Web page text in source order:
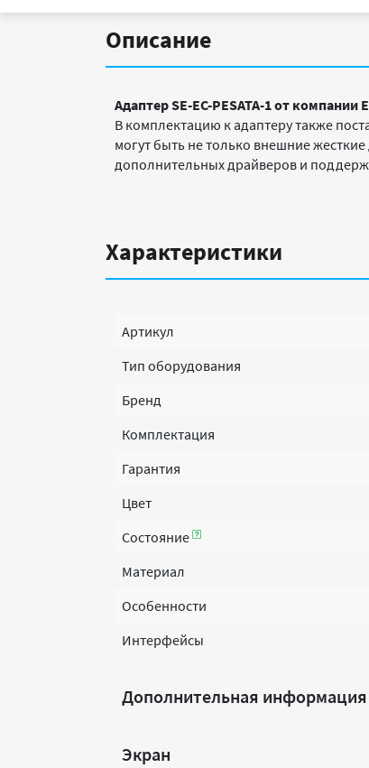
Описание
Адаптер SE-EC-PESATA-1 от компании
В комплектацию к адаптеру также
могут быть не только внешние
дополнительных драйверов и
Характеристики
Артикул
Тип оборудования
Бренд
Комплектация
Гарантия
Цвет
Состояние
Материал
Особенности
Интерфейсы
Дополнительная информация
Экран